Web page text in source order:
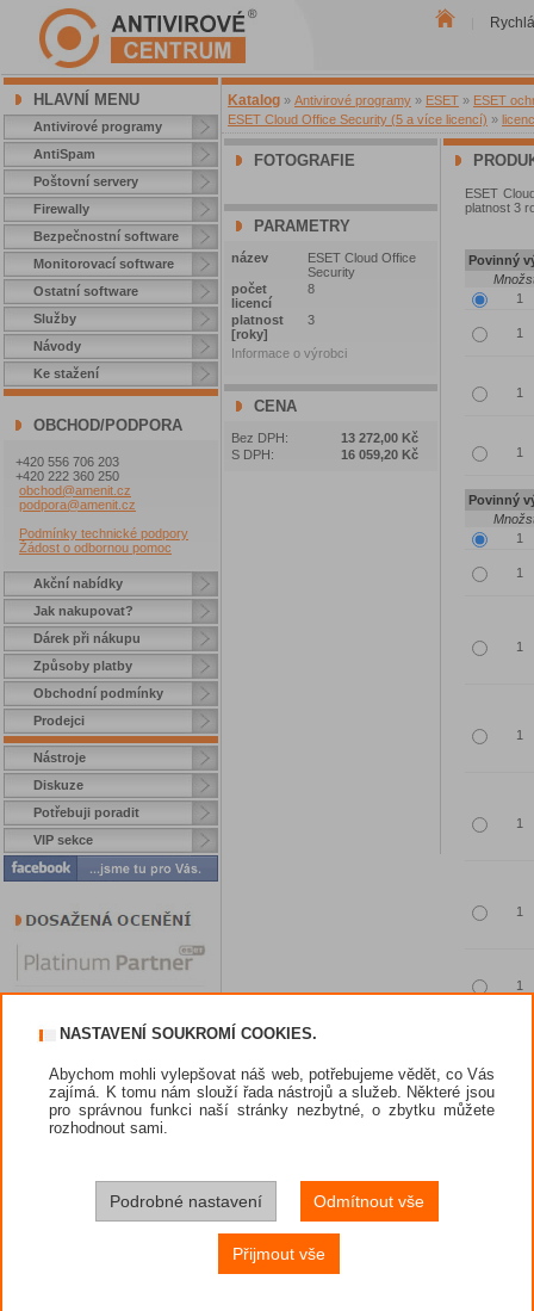
HLAVNÍ MENU
Antivirové programy
AntiSpam
Poštovní servery
Firewally
Bezpečnostní software
Monitorovací software
Ostatní software
Služby
Návody
Ke stažení
OBCHOD/PODPORA
+420 556 706 203
+420 222 360 250
obchod@amenit.cz
podpora@amenit.cz
Podmínky technické podpory
Žádost o odbornou pomoc
Akční nabídky
Jak nakupovat?
Dárek při nákupu
Způsoby platby
Obchodní podmínky
Prodejci
Nástroje
Diskuze
Potřebuji poradit
VIP sekce
Katalog » Antivirové programy » ESET » ESET
ESET Cloud Office Security (5 a více licencí) »
FOTOGRAFIE
PARAMETRY
název
ESET Cloud Office
Security
počet
licencí
8
platnost
[roky]
3
Informace o výrobci
CENA
Bez DPH:
13 272,00 Kč
S DPH:
16 059,20 Kč
ESET
platnost 3
Povinný
Povinný
NASTAVENÍ SOUKROMÍ COOKIES.
Abychom mohli vylepšovat náš web, potřebujeme vědět, co Vás
zajímá. K tomu nám slouží řada nástrojů a služeb. Některé jsou
pro správnou funkci naší stránky nezbytné, o zbytku můžete
rozhodnout sami.
Podrobné nastavení Odmítnout vše
Přijmout vše